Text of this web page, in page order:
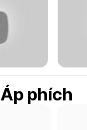
giới thiệu
phích